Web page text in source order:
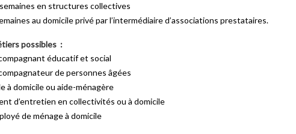
en structures collectives
au domicile privé par l’intermédiaire d’associations prestataires.
possibles :
éducatif et social
de personnes âgées
à domicile ou aide-ménagère
d’entretien en collectivités ou à domicile
de ménage à domicile